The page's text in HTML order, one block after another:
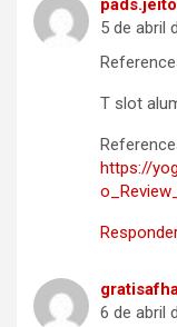
5 de abril
T slot
https://
6 de abril